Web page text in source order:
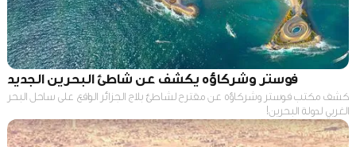
فوستر وشركاؤه يكشف عن شاطئ البحرين الجديد
كشف مكتب فوستر وشركاؤه عن مقترح لشاطئ بلاج الجزائر الواقع على ساحل البحر
الغربي لدولة البحرين!